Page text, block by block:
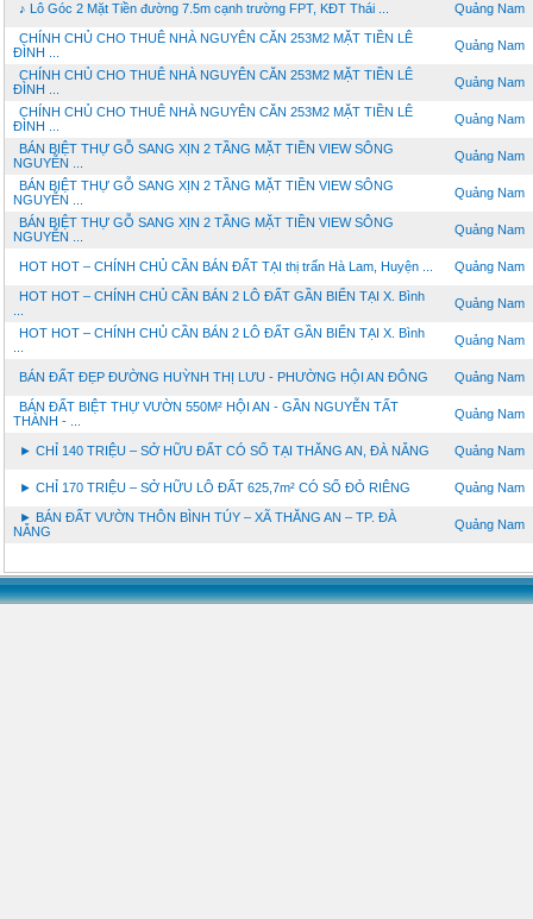
♪ Lô Góc 2 Mặt Tiền đường 7.5m cạnh trường FPT, KĐT Thái ... Quảng Nam
CHÍNH CHỦ CHO THUÊ NHÀ NGUYÊN CĂN 253M2 MẶT TIỀN LÊ
ĐÌNH ...
Quảng Nam
CHÍNH CHỦ CHO THUÊ NHÀ NGUYÊN CĂN 253M2 MẶT TIỀN LÊ
ĐÌNH ...
Quảng Nam
CHÍNH CHỦ CHO THUÊ NHÀ NGUYÊN CĂN 253M2 MẶT TIỀN LÊ
ĐÌNH ...
Quảng Nam
BÁN BIỆT THỰ GỖ SANG XỊN 2 TẦNG MẶT TIỀN VIEW SÔNG
NGUYỄN ...
Quảng Nam
BÁN BIỆT THỰ GỖ SANG XỊN 2 TẦNG MẶT TIỀN VIEW SÔNG
NGUYỄN ...
Quảng Nam
BÁN BIỆT THỰ GỖ SANG XỊN 2 TẦNG MẶT TIỀN VIEW SÔNG
NGUYỄN ...
Quảng Nam
HOT HOT – CHÍNH CHỦ CẦN BÁN ĐẤT TẠI thị trấn Hà Lam, Huyện ... Quảng Nam
HOT HOT – CHÍNH CHỦ CẦN BÁN 2 LÔ ĐẤT GẦN BIỂN TẠI X. Bình
Quảng Nam
HOT HOT – CHÍNH CHỦ CẦN BÁN 2 LÔ ĐẤT GẦN BIỂN TẠI X. Bình
Quảng Nam
BÁN ĐẤT ĐẸP ĐƯỜNG HUỲNH THỊ LƯU - PHƯỜNG HỘI AN ĐÔNG Quảng Nam
BÁN ĐẤT BIỆT THỰ VƯỜN 550M² HỘI AN - GẦN NGUYỄN TẤT
THÀNH - ...
Quảng Nam
► CHỈ 140 TRIỆU – SỞ HỮU ĐẤT CÓ SỔ TẠI THĂNG AN, ĐÀ NẴNG Quảng Nam
► CHỈ 170 TRIỆU – SỞ HỮU LÔ ĐẤT 625,7m² CÓ SỔ ĐỎ RIÊNG Quảng Nam
► BÁN ĐẤT VƯỜN THÔN BÌNH TÚY – XÃ THĂNG AN – TP. ĐÀ
NẴNG
Quảng Nam